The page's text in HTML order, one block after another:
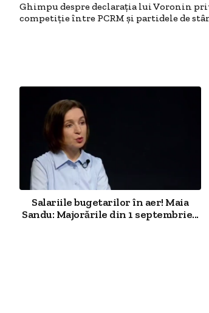
Ghimpu despre declarația lui Voronin
competiţie între PCRM și partidele de
Salariile bugetarilor în aer! Maia
Sandu: Majorările din 1 septembrie...